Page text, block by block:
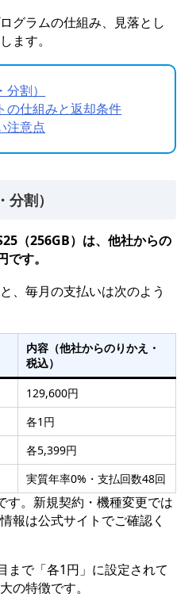
グラムの仕組み、見落とし
ます。
割）
の仕組みと返却条件
注意点
割）
（256GB）は、他社からの
す。
、毎月の支払いは次のよう
内容（他社からのりかえ・
税込）
129,600円
各1円
各5,399円
実質年率0%・支払回数48回
。新規契約・機種変更では
報は公式サイトでご確認く
まで「各1円」に設定されて
の特徴です。